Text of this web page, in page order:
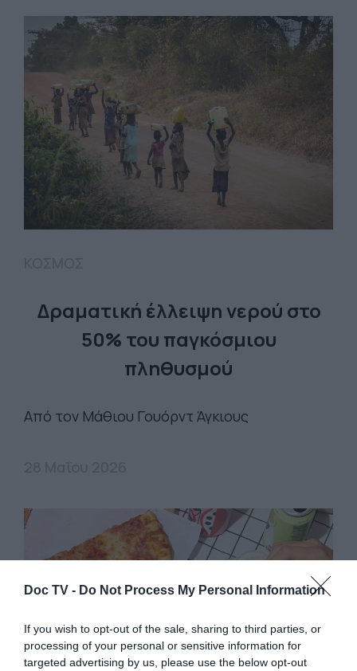
Doc TV - Do Not Process My Personal Information
If you wish to opt-out of the sale, sharing to third parties, or
processing of your personal or sensitive information for
targeted advertising by us, please use the below opt-out
Δραματική έλλειψη νερού στο
50% του παγκόσμιου
πληθυσμού
Από τον Μάθιου Γουόρντ Άγκιους